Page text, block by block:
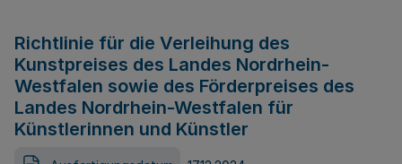
Richtlinie für die Verleihung des
Kunstpreises des Landes Nordrhein-
Westfalen sowie des Förderpreises des
Landes Nordrhein-Westfalen für
Künstlerinnen und Künstler